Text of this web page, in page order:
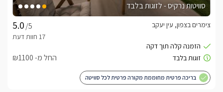
סוויטות נרקיס - לזוגות בלבד
/5
צימרים בצפון, עין יעקב
החל מ- ₪1100
בריכה פרטית מחוממת מקורה פרטית לכל סוויטה